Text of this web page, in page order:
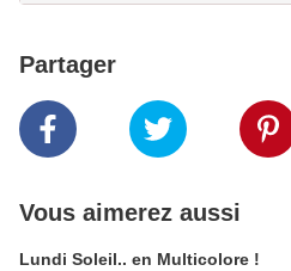
Partager
Vous aimerez aussi
Lundi Soleil.. en Multicolore !